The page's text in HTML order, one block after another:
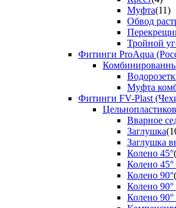
Муфта(11)
Обвод
Тройной
Фитинги ProAqua
Муфта
Фитинги FV-Plast
Вварное
Заглушка
Заглушка
Колено 45°
Колено
Колено 90°
Колено
Колено 90°